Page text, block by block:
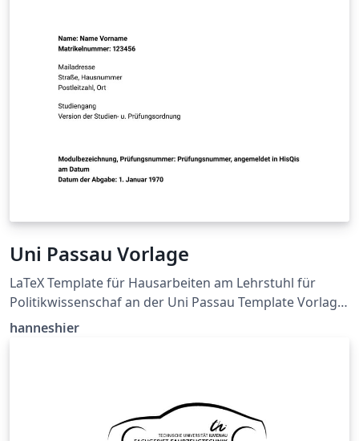
Uni Passau Vorlage
LaTeX Template für Hausarbeiten am Lehrstuhl für
Politikwissenschaf an der Uni Passau Template Vorlage:
https://www.sobi.uni-
Template Siehe README.md für mehr Informationen.
hanneshier